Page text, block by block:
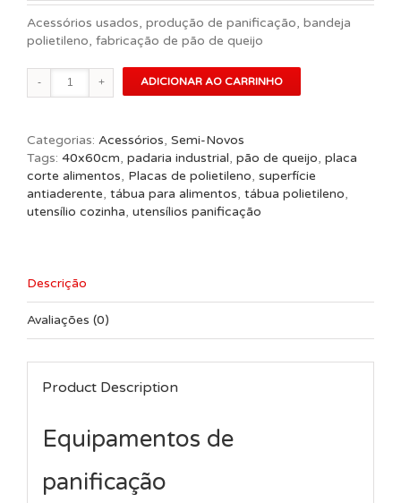
Acessórios usados, produção de panificação, bandeja
polietileno, fabricação de pão de queijo
Placas
de
pão
de
queijo
quantidade
ADICIONAR AO CARRINHO
Categorias: Acessórios, Semi-Novos
Tags: 40x60cm, padaria industrial, pão de queijo, placa
corte alimentos, Placas de polietileno, superfície
antiaderente, tábua para alimentos, tábua polietileno,
utensílio cozinha, utensílios panificação
Descrição
Avaliações (0)
Product Description
Equipamentos de
panificação